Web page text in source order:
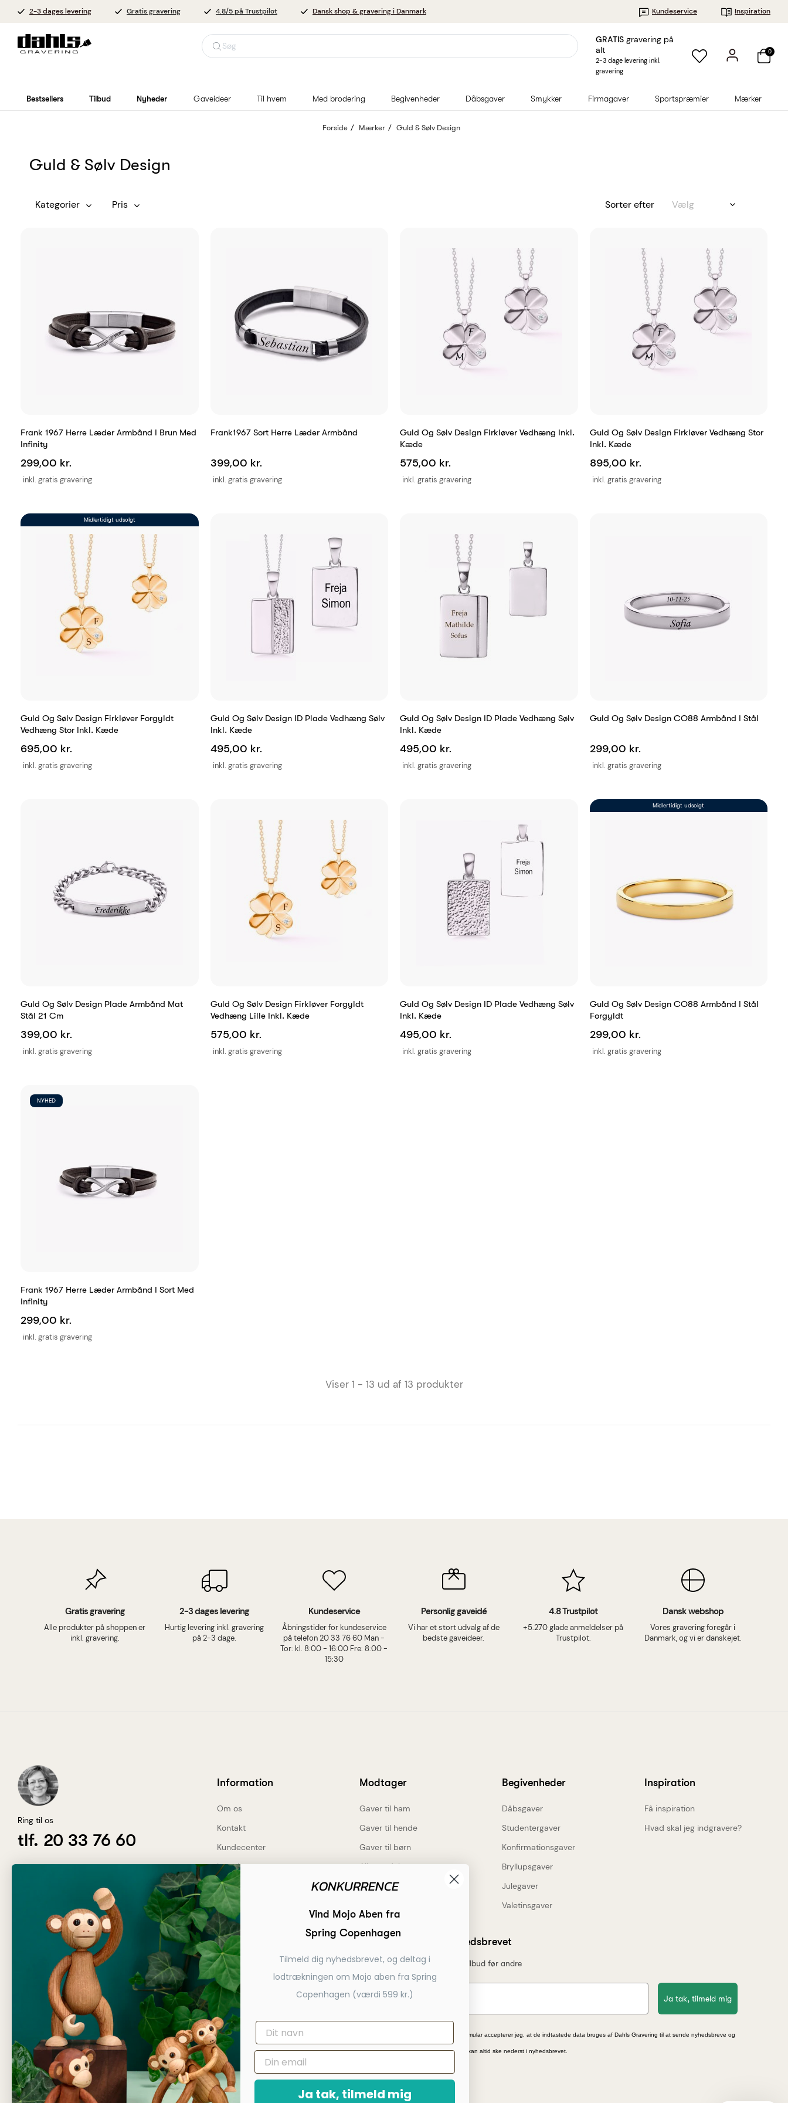
2-3 dages levering Gratis gravering 4.8/5 på Trustpilot Dansk shop & gravering i Danmark Inspiration
Kundeservice
Søg
GRATISgravering på
alt
2-3 dage levering inkl.
gravering
0
Bestsellers Tilbud Nyheder Gaveideer Til hvem Med brodering Begivenheder Dåbsgaver Smykker Firmagaver Sportspræmier Mærker
Forside Mærker Guld & Sølv Design
Guld & Sølv Design
Kategorier Pris Sorter efter Vælg
Frank 1967 Herre Læder Armbånd I Brun Med
Infinity
inkl. gratis gravering
299,00 kr.
Frank1967 Sort Herre Læder Armbånd
inkl. gratis gravering
399,00 kr.
Guld Og Sølv Design Firkløver Vedhæng Inkl.
Kæde
inkl. gratis gravering
575,00 kr.
Guld Og Sølv Design Firkløver Vedhæng Stor
Inkl. Kæde
inkl. gratis gravering
895,00 kr.
Guld Og Sølv Design Firkløver Forgyldt
Vedhæng Stor Inkl. Kæde
inkl. gratis gravering
695,00 kr.
Midlertidigt udsolgt
Guld Og Sølv Design ID Plade Vedhæng Sølv
Inkl. Kæde
inkl. gratis gravering
495,00 kr.
Guld Og Sølv Design ID Plade Vedhæng Sølv
Inkl. Kæde
inkl. gratis gravering
495,00 kr.
Guld Og Sølv Design CO88 Armbånd I Stål
inkl. gratis gravering
299,00 kr.
Guld Og Sølv Design Plade Armbånd Mat
Stål 21 Cm
inkl. gratis gravering
399,00 kr.
Guld Og Sølv Design Firkløver Forgyldt
Vedhæng Lille Inkl. Kæde
inkl. gratis gravering
575,00 kr.
Guld Og Sølv Design ID Plade Vedhæng Sølv
Inkl. Kæde
inkl. gratis gravering
495,00 kr.
Guld Og Sølv Design CO88 Armbånd I Stål
Forgyldt
inkl. gratis gravering
299,00 kr.
Midlertidigt udsolgt
Frank 1967 Herre Læder Armbånd I Sort Med
Infinity
inkl. gratis gravering
299,00 kr.
NYHED
Viser 1 - 13 ud af 13 produkter
Gratis gravering
Alle produkter på shoppen er
inkl. gravering.
2-3 dages levering
Hurtig levering inkl. gravering
på 2-3 dage.
Kundeservice
Åbningstider for kundeservice
på telefon 20 33 76 60 Man -
Tor: kl. 8:00 - 16:00 Fre: 8:00 -
15:30
Personlig gaveidé
Vi har et stort udvalg af de
bedste gaveideer.
4.8 Trustpilot
+5.270 glade anmeldelser på
Trustpilot.
Dansk webshop
Vores gravering foregår i
Danmark, og vi er danskejet.
Ring til os
tlf. 20 33 76 60
(Svar indenfor 1-2 hverdage)
Dahlsgravering.dk
Øster Løgumvej 13 B
6230 Rødekro
Information
Om os
Kontakt
Kundecenter
Levering
Købsvilkår
Privatlivspolitik
Ofte stillede spørgsmål
Dine fordele
Gratis gravering på alt
2-3 dags levering
Sikker betaling
Kundeservice telefon
Dansk webshop
Modtager
Gaver til ham
Gaver til hende
Gaver til børn
Alle produkter
Begivenheder
Dåbsgaver
Studentergaver
Konfirmationsgaver
Bryllupsgaver
Julegaver
Valetinsgaver
Inspiration
Få inspiration
Hvad skal jeg indgravere?
Tilmeld dig nyhedsbrevet
Få nyheder, tips og tilbud før andre
Ja tak, tilmeld mig
*Ved at indsende denne formular accepterer jeg, at de indtastede data bruges af Dahls Gravering til at sende nyhedsbreve og
kampagnetilbud. Afmelding kan altid ske nederst i nyhedsbrevet.
KONKURRENCE
Vind Mojo Aben fra
Spring Copenhagen
Tilmeld dig nyhedsbrevet, og deltag i
lodtrækningen om Mojo aben fra Spring
Copenhagen (værdi 599 kr.)
Ja tak, tilmeld mig